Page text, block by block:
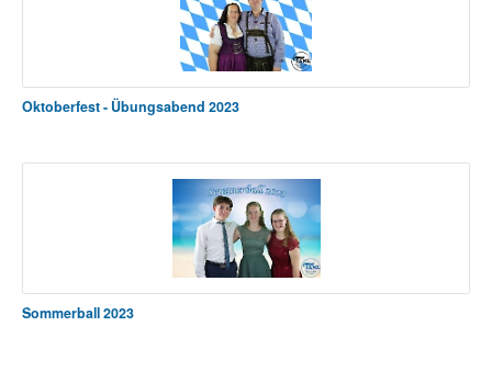
Oktoberfest - Übungsabend 2023
Sommerball 2023